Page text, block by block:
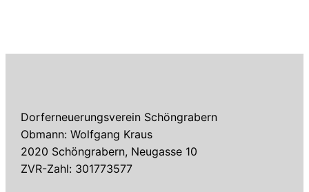
Dorferneuerungsverein Schöngrabern
Obmann: Wolfgang Kraus
2020 Schöngrabern, Neugasse 10
ZVR-Zahl: 301773577